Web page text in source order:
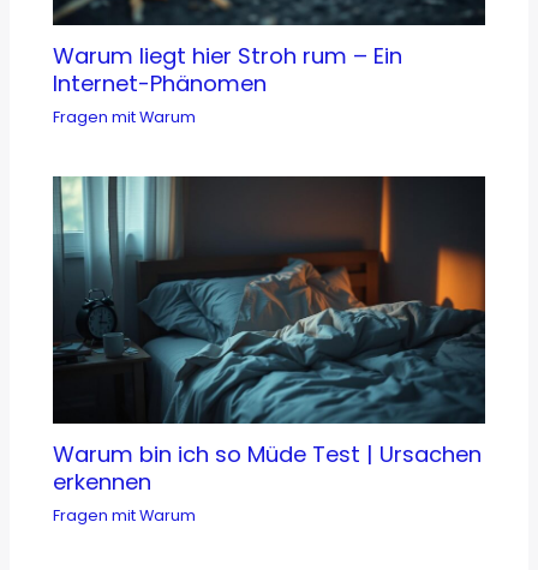
Warum liegt hier Stroh rum – Ein
Internet-Phänomen
Fragen mit Warum
Warum bin ich so Müde Test | Ursachen
erkennen
Fragen mit Warum